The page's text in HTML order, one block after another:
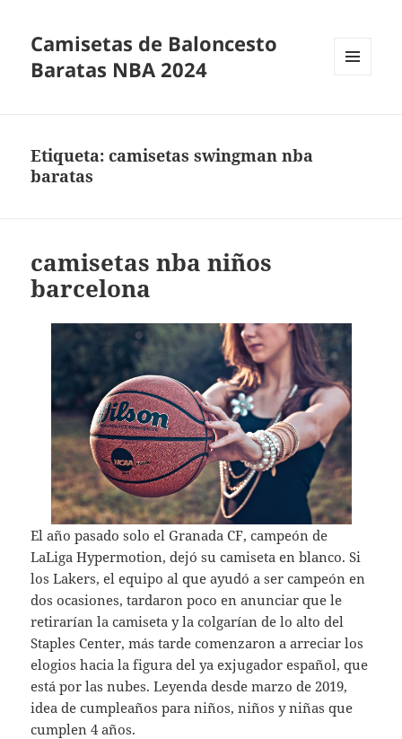
Camisetas de Baloncesto
Baratas NBA 2024
Etiqueta:camisetas swingman nba
baratas
camisetas nba niños
barcelona
El año pasado solo el Granada CF, campeón de
LaLiga Hypermotion, dejó su camiseta en blanco. Si
los Lakers, el equipo al que ayudó a ser campeón en
dos ocasiones, tardaron poco en anunciar que le
retirarían la camiseta y la colgarían de lo alto del
Staples Center, más tarde comenzaron a arreciar los
elogios hacia la figura del ya exjugador español, que
está por las nubes. Leyenda desde marzo de 2019,
idea de cumpleaños para niños, niños y niñas que
cumplen 4 años.